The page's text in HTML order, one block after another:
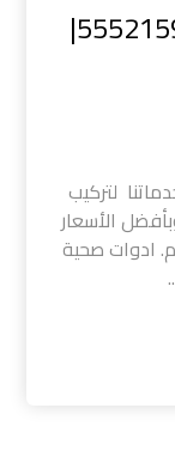
ادوات صحية في حولى |55521593|
لتركيب
الأسعار
ادوات صحية